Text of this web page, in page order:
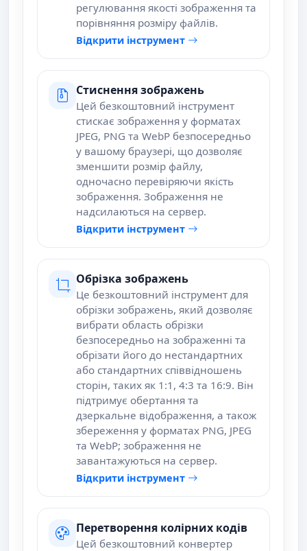
регулювання якості зображення та
порівняння розміру файлів.
Відкрити інструмент
Стиснення зображень
Цей безкоштовний інструмент
стискає зображення у форматах
JPEG, PNG та WebP безпосередньо
у вашому браузері, що дозволяє
зменшити розмір файлу,
одночасно перевіряючи якість
зображення. Зображення не
надсилаються на сервер.
Відкрити інструмент
Обрізка зображень
Це безкоштовний інструмент для
обрізки зображень, який дозволяє
вибрати область обрізки
безпосередньо на зображенні та
обрізати його до нестандартних
або стандартних співвідношень
сторін, таких як 1:1, 4:3 та 16:9. Він
підтримує обертання та
дзеркальне відображення, а також
збереження у форматах PNG, JPEG
та WebP; зображення не
завантажуються на сервер.
Відкрити інструмент
Перетворення колірних кодів
Цей безкоштовний конвертер